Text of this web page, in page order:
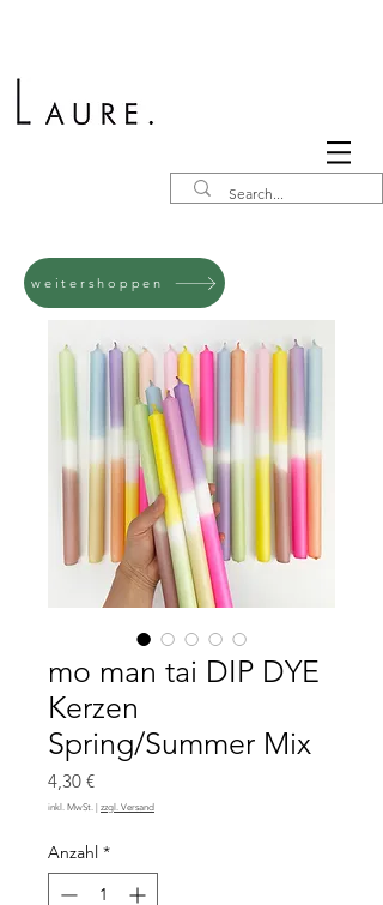
weitershoppen
mo man tai DIP DYE
Kerzen
Spring/Summer Mix
4,30 €Preis
inkl. MwSt. zzgl. Versand
Anzahl *